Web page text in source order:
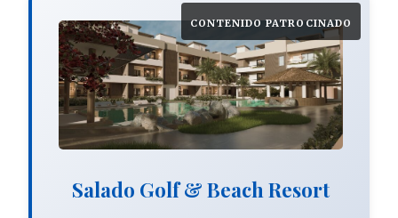
CONTENIDO PATROCINADO
Salado Golf & Beach Resort